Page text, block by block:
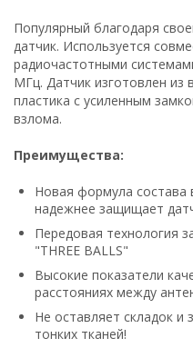
Популярный благодаря
датчик. Используется
радиочастотными
МГц. Датчик изготовлен из
пластика с усиленным
взлома.
Преимущества:
Новая формула состава
надежнее защищает
Передовая технология
"THREE BALLS"
Высокие показатели
расстояниях между
Не оставляет складок и
тонких тканей!